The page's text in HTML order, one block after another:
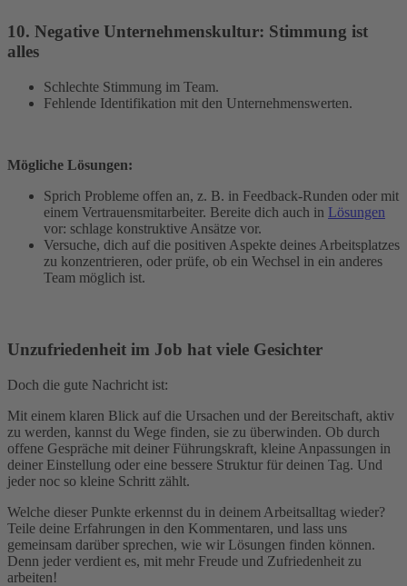
10. Negative Unternehmenskultur: Stimmung ist
alles
Schlechte Stimmung im Team.
Fehlende Identifikation mit den Unternehmenswerten.
Mögliche Lösungen:
Sprich Probleme offen an, z. B. in Feedback-Runden oder mit
einem Vertrauensmitarbeiter. Bereite dich auch in Lösungen
vor: schlage konstruktive Ansätze vor.
Versuche, dich auf die positiven Aspekte deines Arbeitsplatzes
zu konzentrieren, oder prüfe, ob ein Wechsel in ein anderes
Team möglich ist.
Unzufriedenheit im Job hat viele Gesichter
Doch die gute Nachricht ist:
Mit einem klaren Blick auf die Ursachen und der Bereitschaft, aktiv
zu werden, kannst du Wege finden, sie zu überwinden. Ob durch
offene Gespräche mit deiner Führungskraft, kleine Anpassungen in
deiner Einstellung oder eine bessere Struktur für deinen Tag. Und
jeder noc so kleine Schritt zählt.
Welche dieser Punkte erkennst du in deinem Arbeitsalltag wieder?
Teile deine Erfahrungen in den Kommentaren, und lass uns
gemeinsam darüber sprechen, wie wir Lösungen finden können.
Denn jeder verdient es, mit mehr Freude und Zufriedenheit zu
arbeiten!